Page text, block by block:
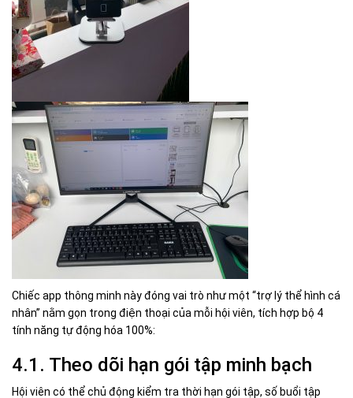
Chiếc app thông minh này đóng vai trò như một “trợ lý thể hình cá
nhân” nằm gọn trong điện thoại của mỗi hội viên, tích hợp bộ 4
tính năng tự động hóa 100%:
4.1. Theo dõi hạn gói tập minh bạch
Hội viên có thể chủ động kiểm tra thời hạn gói tập, số buổi tập